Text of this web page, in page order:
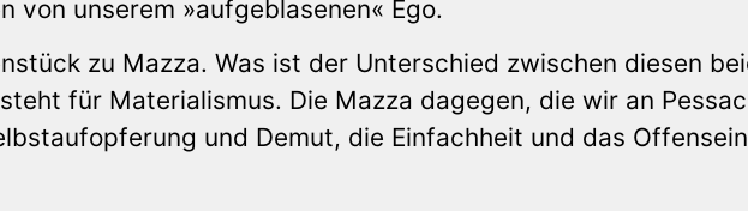
von unserem »aufgeblasenen« Ego.
zu Mazza. Was ist der Unterschied zwischen diesen
für Materialismus. Die Mazza dagegen, die wir an
und Demut, die Einfachheit und das